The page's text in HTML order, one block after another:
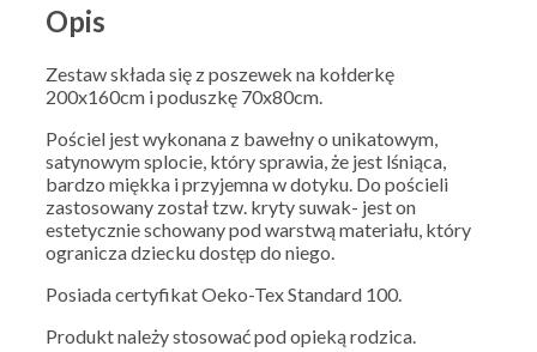
Opis
Zestaw składa się z poszewek na kołderkę
200x160cm i poduszkę 70x80cm.
Pościel jest wykonana z bawełny o unikatowym,
satynowym splocie, który sprawia, że jest lśniąca,
bardzo miękka i przyjemna w dotyku. Do pościeli
zastosowany został tzw. kryty suwak- jest on
estetycznie schowany pod warstwą materiału, który
ogranicza dziecku dostęp do niego.
Posiada certyfikat Oeko-Tex Standard 100.
Produkt należy stosować pod opieką rodzica.